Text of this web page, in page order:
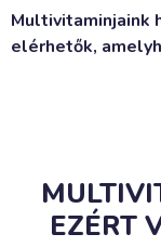
Multivitaminjaink
elérhetők,
EZÉRT